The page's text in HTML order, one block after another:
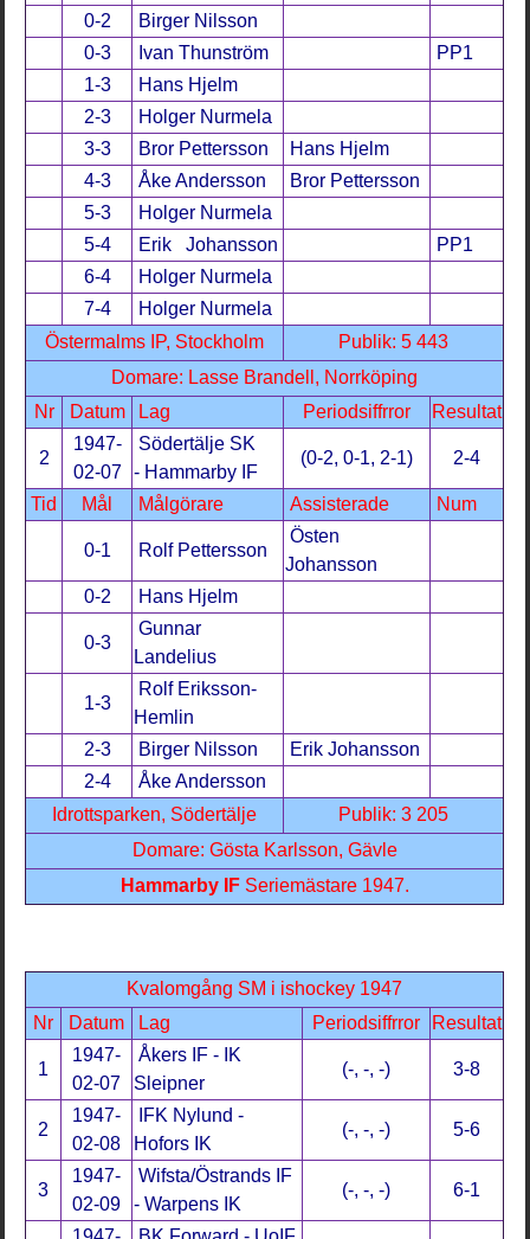
0-2
Birger Nilsson
0-3
Ivan Thunström
PP1
1-3
Hans Hjelm
2-3
Holger Nurmela
3-3
Bror Pettersson
Hans Hjelm
4-3
Åke Andersson
Bror Pettersson
5-3
Holger Nurmela
5-4
Erik Johansson
PP1
6-4
Holger Nurmela
7-4
Holger Nurmela
Östermalms IP, Stockholm
Publik: 5 443
Domare: Lasse Brandell, Norrköping
Nr
Datum Lag Periodsiffrror Resultat
2
1947-
02-07
Södertälje SK
- Hammarby IF
(0-2, 0-1, 2-1) 2-4
Tid Mål Målgörare Assisterade Num
0-1 Rolf Pettersson
Östen
Johansson
0-2
Hans Hjelm
0-3
Gunnar
Landelius
1-3
Rolf Eriksson-
Hemlin
2-3
Birger Nilsson
Erik Johansson
2-4
Åke Andersson
Idrottsparken, Södertälje
Publik: 3 205
Domare: Gösta Karlsson, Gävle
Hammarby IF Seriemästare 1947.
Kvalomgång SM i ishockey 1947
Nr
Datum Lag Periodsiffrror Resultat
1
1947-
02-07
Åkers IF - IK
Sleipner
(-, -, -) 3-8
2
1947-
02-08
IFK Nylund -
Hofors IK
(-, -, -) 5-6
3
1947-
02-09
Wifsta/Östrands IF
- Warpens IK
(-, -, -) 6-1